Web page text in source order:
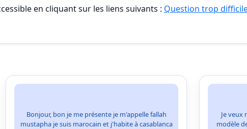
en cliquant sur les liens suivants : Question trop
Bonjour, bon je me présente je m'appelle fallah
mustapha je suis marocain et j'habite à casablanca
Je veux
modèle